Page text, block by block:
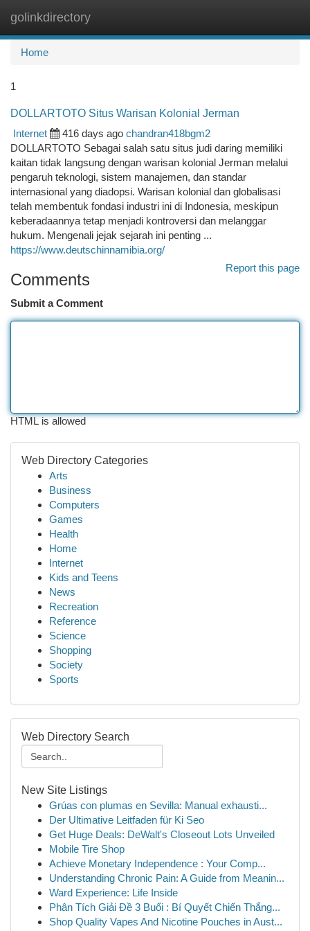
golinkdirectory
Home
1
DOLLARTOTO Situs Warisan Kolonial Jerman
Internet
416 days ago chandran418bgm2
DOLLARTOTO Sebagai salah satu situs judi daring memiliki
kaitan tidak langsung dengan warisan kolonial Jerman melalui
pengaruh teknologi, sistem manajemen, dan standar
internasional yang diadopsi. Warisan kolonial dan globalisasi
telah membentuk fondasi industri ini di Indonesia, meskipun
keberadaannya tetap menjadi kontroversi dan melanggar
hukum. Mengenali jejak sejarah ini penting ...
https://www.deutschinnamibia.org/
Report this page
Comments
Submit a Comment
HTML is allowed
Web Directory Categories
Arts
Business
Computers
Games
Health
Home
Internet
Kids and Teens
News
Recreation
Reference
Science
Shopping
Society
Sports
Web Directory Search
New Site Listings
Grúas con plumas en Sevilla: Manual exhausti...
Der Ultimative Leitfaden für Ki Seo
Get Huge Deals: DeWalt's Closeout Lots Unveiled
Mobile Tire Shop
Achieve Monetary Independence : Your Comp...
Understanding Chronic Pain: A Guide from Meanin...
Ward Experience: Life Inside
Phân Tích Giải Đề 3 Buổi : Bí Quyết Chiến Thắng...
Shop Quality Vapes And Nicotine Pouches in Aust...